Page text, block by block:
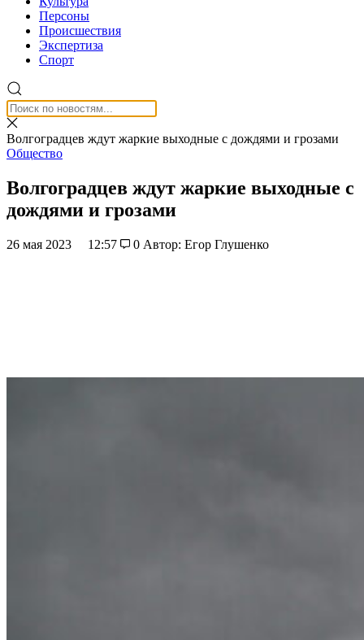
Персоны
Происшествия
Экспертиза
Спорт
Волгоградцев ждут жаркие выходные с дождями и грозами
Общество
Волгоградцев ждут жаркие выходные с
дождями и грозами
26 мая 2023 12:57 0 Автор: Егор Глушенко